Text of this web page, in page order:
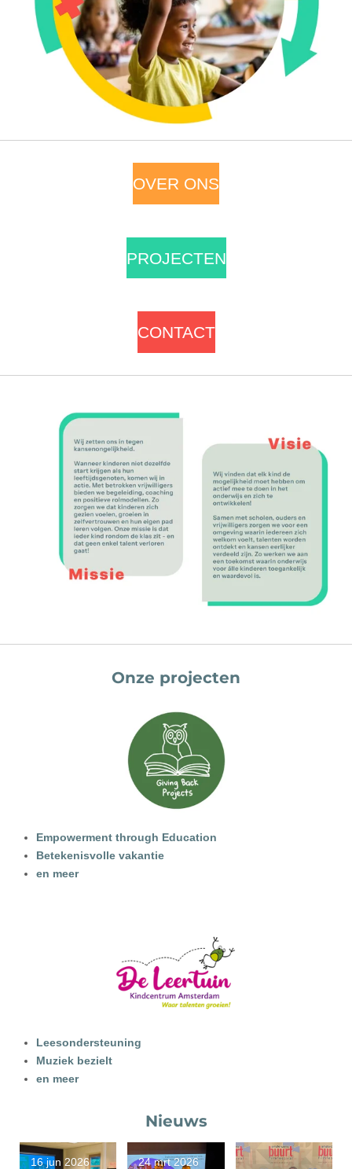
OVER ONS
PROJECTEN
CONTACT
Onze projecten
Empowerment through Education
Betekenisvolle vakantie
en meer
Leesondersteuning
Muziek bezielt
en meer
Nieuws
16 jun 2026 24 mrt 2026